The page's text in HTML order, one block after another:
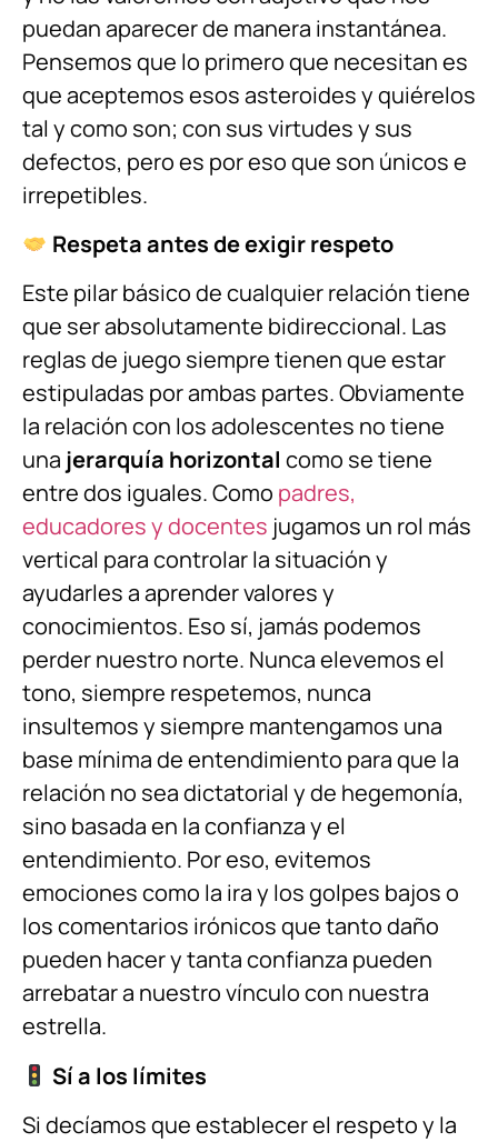
puedan aparecer de manera instantánea.
Pensemos que lo primero que necesitan es
que aceptemos esos asteroides y quiérelos
tal y como son; con sus virtudes y sus
defectos, pero es por eso que son únicos e
irrepetibles.
Respeta antes de exigir respeto
Este pilar básico de cualquier relación tiene
que ser absolutamente bidireccional. Las
reglas de juego siempre tienen que estar
estipuladas por ambas partes. Obviamente
la relación con los adolescentes no tiene
una jerarquía horizontal como se tiene
entre dos iguales. Como padres,
educadores y docentes jugamos un rol más
vertical para controlar la situación y
ayudarles a aprender valores y
conocimientos. Eso sí, jamás podemos
perder nuestro norte. Nunca elevemos el
tono, siempre respetemos, nunca
insultemos y siempre mantengamos una
base mínima de entendimiento para que la
relación no sea dictatorial y de hegemonía,
sino basada en la confianza y el
entendimiento. Por eso, evitemos
emociones como la ira y los golpes bajos o
los comentarios irónicos que tanto daño
pueden hacer y tanta confianza pueden
arrebatar a nuestro vínculo con nuestra
estrella.
Sí a los límites
Si decíamos que establecer el respeto y la